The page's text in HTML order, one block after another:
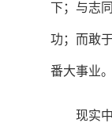
下；与志
功；而敢
番大事业。
现实